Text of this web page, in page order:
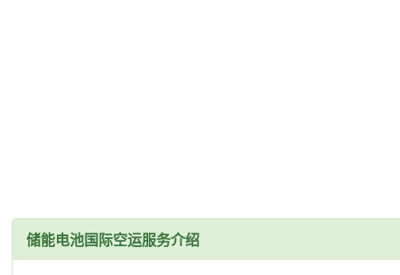
储能电池国际空运服务介绍